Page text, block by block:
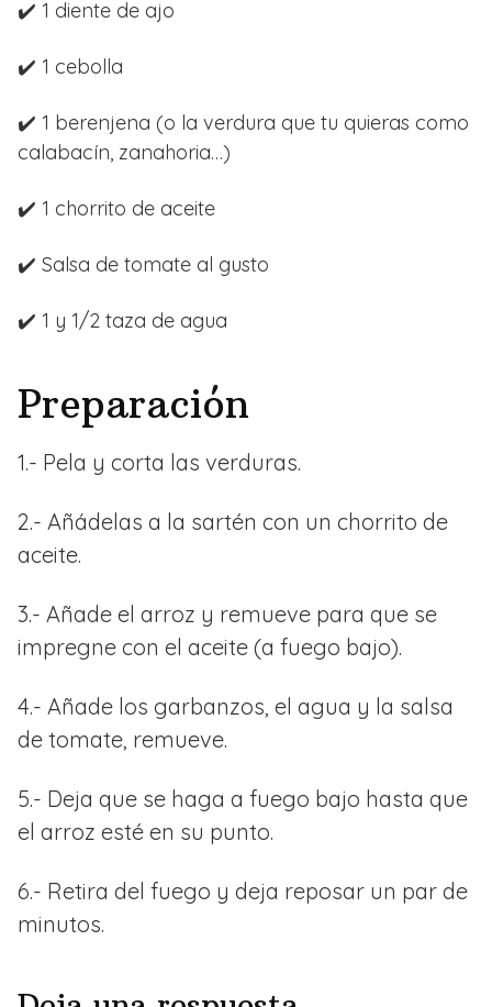
✔️ 1 diente de ajo
✔️ 1 cebolla
✔️ 1 berenjena (o la verdura que tu quieras como
calabacín, zanahoria…)
✔️ 1 chorrito de aceite
✔️ Salsa de tomate al gusto
✔️ 1 y 1/2 taza de agua
Preparación
1.- Pela y corta las verduras.
2.- Añádelas a la sartén con un chorrito de
aceite.
3.- Añade el arroz y remueve para que se
impregne con el aceite (a fuego bajo).
4.- Añade los garbanzos, el agua y la salsa
de tomate, remueve.
5.- Deja que se haga a fuego bajo hasta que
el arroz esté en su punto.
6.- Retira del fuego y deja reposar un par de
minutos.